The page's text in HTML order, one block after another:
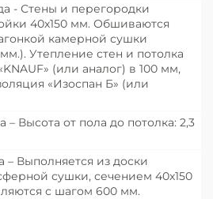
- Стены и перегородки
40х150 мм. Обшиваются
камерной сушки
Утепление стен и потолка
(или аналог) в 100 мм,
«Изоспан Б» (или
– Высота от пола до потолка: 2,3
– Выполняется из доски
сушки, сечением 40х150
с шагом 600 мм.